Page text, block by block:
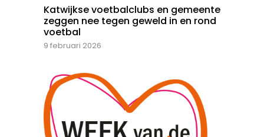
Katwijkse voetbalclubs en gemeente
zeggen nee tegen geweld in en rond
voetbal
9 februari 2026